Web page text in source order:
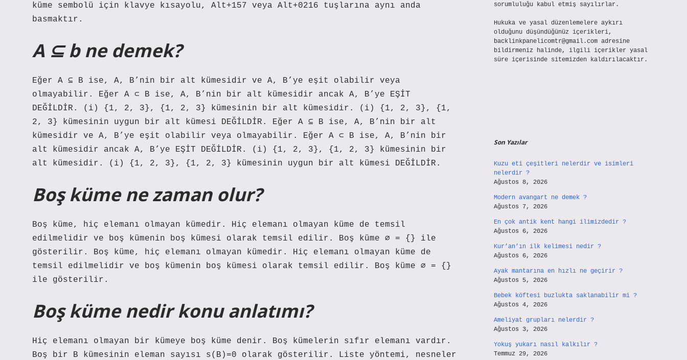
küme sembolü için klavye kısayolu, Alt+157 veya Alt+0216 tuşlarına aynı anda
basmaktır.
A ⊆ b ne demek?
Eğer A ⊆ B ise, A, B’nin bir alt kümesidir ve A, B’ye eşit olabilir veya
olmayabilir. Eğer A ⊂ B ise, A, B’nin bir alt kümesidir ancak A, B’ye EŞİT
DEĞİLDİR. (i) {1, 2, 3}, {1, 2, 3} kümesinin bir alt kümesidir. (i) {1, 2, 3}, {1,
2, 3} kümesinin uygun bir alt kümesi DEĞİLDİR. Eğer A ⊆ B ise, A, B’nin bir alt
kümesidir ve A, B’ye eşit olabilir veya olmayabilir. Eğer A ⊂ B ise, A, B’nin bir
alt kümesidir ancak A, B’ye EŞİT DEĞİLDİR. (i) {1, 2, 3}, {1, 2, 3} kümesinin bir
alt kümesidir. (i) {1, 2, 3}, {1, 2, 3} kümesinin uygun bir alt kümesi DEĞİLDİR.
Boş küme ne zaman olur?
Boş küme, hiç elemanı olmayan kümedir. Hiç elemanı olmayan küme de temsil
edilmelidir ve boş kümenin boş kümesi olarak temsil edilir. Boş küme ∅ = {} ile
gösterilir. Boş küme, hiç elemanı olmayan kümedir. Hiç elemanı olmayan küme de
temsil edilmelidir ve boş kümenin boş kümesi olarak temsil edilir. Boş küme ∅ = {}
ile gösterilir.
Boş küme nedir konu anlatımı?
Hiç elemanı olmayan bir kümeye boş küme denir. Boş kümelerin sıfır elemanı vardır.
Boş bir B kümesinin eleman sayısı s(B)=0 olarak gösterilir. Liste yöntemi, nesneler
sorumluluğu kabul etmiş sayılırlar.
Hukuka ve yasal düzenlemelere aykırı
olduğunu düşündüğünüz içerikleri,
backlinkpanelicomtr@gmail.comadresine
bildirmeniz halinde, ilgili içerikler yasal
süre içerisinde sitemizden kaldırılacaktır.
Son Yazılar
Kuzu eti çeşitleri nelerdir ve isimleri
nelerdir ?
Ağustos 8, 2026
Modern avangart ne demek ?
Ağustos 7, 2026
En çok antik kent hangi ilimizdedir ?
Ağustos 6, 2026
Kur’an’ın ilk kelimesi nedir ?
Ağustos 6, 2026
Ayak mantarına en hızlı ne geçirir ?
Ağustos 5, 2026
Bebek köftesi buzlukta saklanabilir mi ?
Ağustos 4, 2026
Ameliyat grupları nelerdir ?
Ağustos 3, 2026
Yokuş yukarı nasıl kalkılır ?
Temmuz 29, 2026